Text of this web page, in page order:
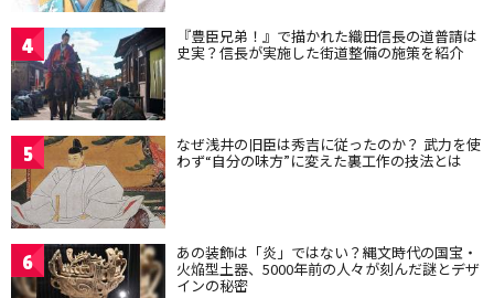
4 『豊臣兄弟！』で描かれた織田信長の道普請は
史実？信長が実施した街道整備の施策を紹介
5 なぜ浅井の旧臣は秀吉に従ったのか？ 武力を使
わず“自分の味方”に変えた裏工作の技法とは
6 あの装飾は「炎」ではない？縄文時代の国宝・
火焔型土器、5000年前の人々が刻んだ謎とデザ
インの秘密